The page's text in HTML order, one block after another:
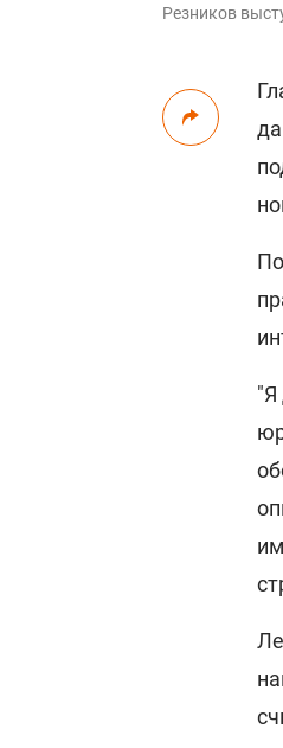
Резников
"Я